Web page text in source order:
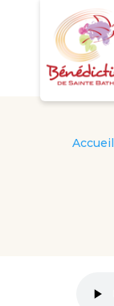
Accueil